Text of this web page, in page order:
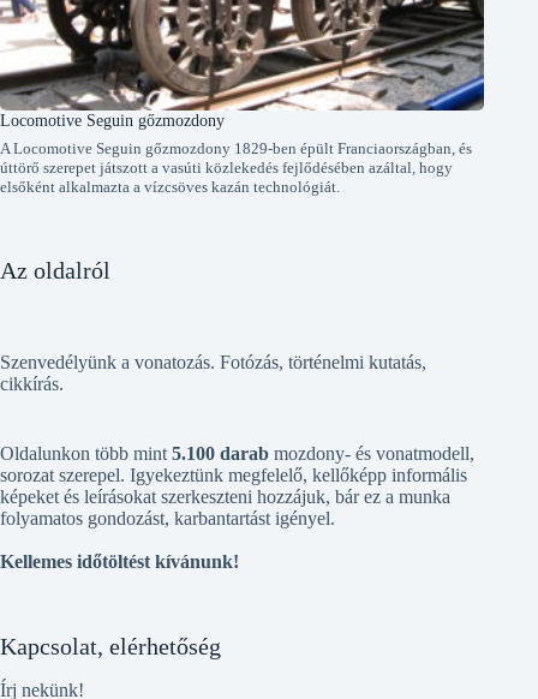
Locomotive Seguin gőzmozdony
A Locomotive Seguin gőzmozdony 1829-ben épült Franciaországban, és
úttörő szerepet játszott a vasúti közlekedés fejlődésében azáltal, hogy
elsőként alkalmazta a vízcsöves kazán technológiát.
Az oldalról
Szenvedélyünk a vonatozás. Fotózás, történelmi kutatás,
cikkírás.
Oldalunkon több mint 5.100 darab mozdony- és vonatmodell,
sorozat szerepel. Igyekeztünk megfelelő, kellőképp informális
képeket és leírásokat szerkeszteni hozzájuk, bár ez a munka
folyamatos gondozást, karbantartást igényel.
Kellemes időtöltést kívánunk!
Kapcsolat, elérhetőség
Írj nekünk!